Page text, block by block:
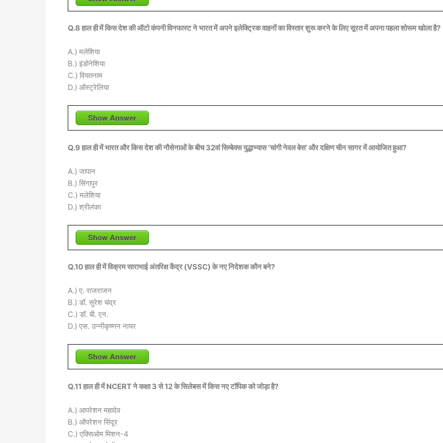
Q.8 हाल ही में किस देश की ऑटो कंपनी विनफास्ट ने भारत में अपने इलेक्ट्रिक वाहनों का विस्तार शुरू करने के लिए सूरत में अपना पहला शोरूम खोला है?
A.) मलेशिया
B.) इंडोनेशिया
C.) वियतनाम
D.) ऑस्ट्रेलिया
Show Answer
Q.9 हाल ही में भारत और किस देश की नौसेनाओं के बीच 32वां सिम्बेक्स युद्धाभ्यास ‘चांगी नेवल बेस’ और दक्षिण चीन सागर में आयोजित हुआ?
A.) जापान
B.) सिंगापुर
C.) मलेशिया
D.) श्रीलंका
Show Answer
Q.10 हाल ही में विक्रम साराभाई अंतरिक्ष केंद्र (VSSC) के नए निदेशक कौन बने?
A.) ए. राजराजन
B.) डॉ. सुरेश चंद्र
C.) डॉ. बी. एन.
D.) एस. उन्नीकृष्णन नायर
Show Answer
Q.11 हाल ही में NCERT ने कक्षा 3 से 12 के सिलेबस में किस नए टॉपिक को जोड़ा है?
A.) आपरेशन महादेव
B.) ऑपरेशन सिंदूर
C.) एक्सिओम मिशन-4